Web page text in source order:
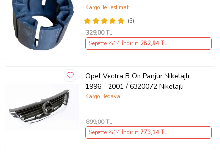
(3)
Kargo ile Teslimat
329,00 TL
Sepette %14 İndirim 282,94 TL
Opel Vectra B Ön Panjur Nikelajlı
1996 - 2001 / 6320072 Nikelajlı
Kargo Bedava
899,00 TL
Sepette %14 İndirim 773,14 TL